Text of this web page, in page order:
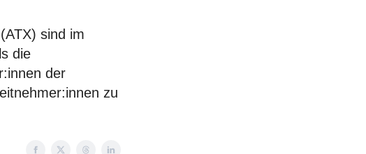
sind im
die
der
zu